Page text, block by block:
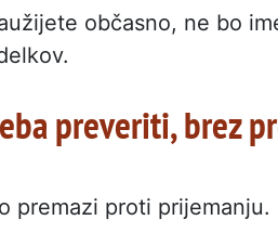
občasno, ne bo
preveriti, brez
premazi proti prijemanju.